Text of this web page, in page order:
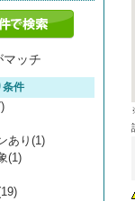
マッチ
条件
あり(1)
(1)